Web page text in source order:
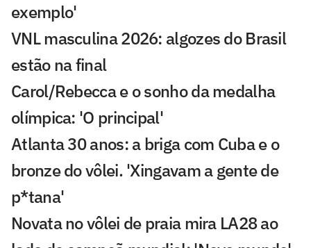
exemplo'
VNL masculina 2026: algozes do Brasil
estão na final
Carol/Rebecca e o sonho da medalha
olímpica: 'O principal'
Atlanta 30 anos: a briga com Cuba e o
bronze do vôlei. 'Xingavam a gente de
p*tana'
Novata no vôlei de praia mira LA28 ao